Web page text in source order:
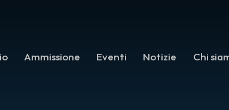
Ammissione Eventi Notizie Chi